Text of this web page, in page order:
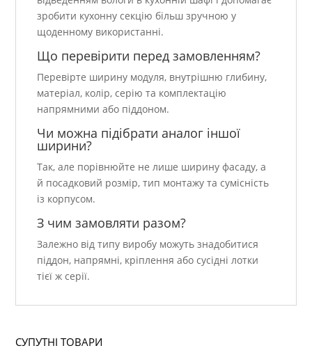
зробити кухонну секцію більш зручною у
щоденному використанні.
Що перевірити перед замовленням?
Перевірте ширину модуля, внутрішню глибину,
матеріал, колір, серію та комплектацію
напрямними або піддоном.
Чи можна підібрати аналог іншої
ширини?
Так, але порівнюйте не лише ширину фасаду, а
й посадковий розмір, тип монтажу та сумісність
із корпусом.
З чим замовляти разом?
Залежно від типу виробу можуть знадобитися
піддон, напрямні, кріплення або сусідні лотки
тієї ж серії.
СУПУТНІ ТОВАРИ